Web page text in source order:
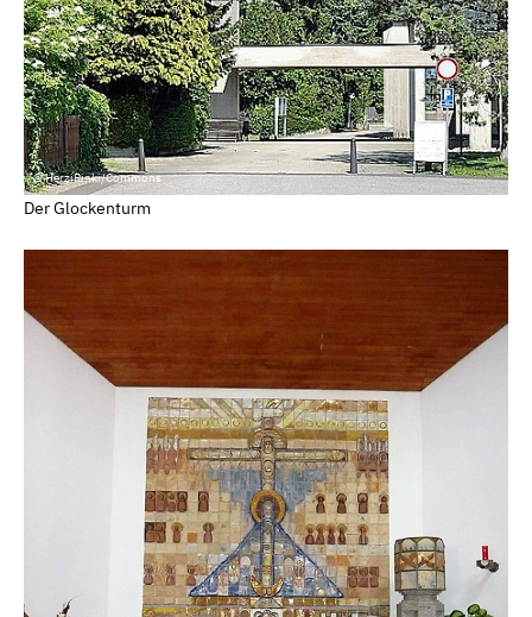
© HerziPinki/Commons
Der Glockenturm